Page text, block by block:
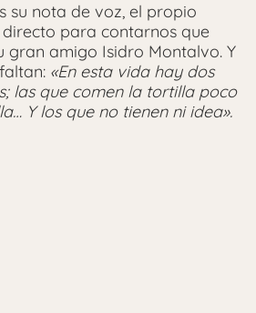
su nota de voz, el propio
para contarnos que
gran amigo Isidro Montalvo. Y
«En esta vida hay dos
las que comen la tortilla poco
Y los que no tienen ni idea».